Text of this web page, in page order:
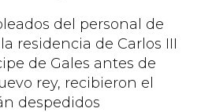
del personal de
residencia de Carlos III
de Gales antes de
rey, recibieron el
despedidos